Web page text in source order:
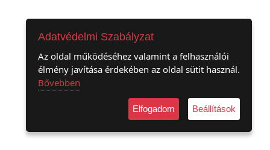
Adatvédelmi Szabályzat
Az oldal működéséhez valamint a felhasználói
élmény javítása érdekében az oldal sütit használ.
Bővebben
Elfogadom Beállítások